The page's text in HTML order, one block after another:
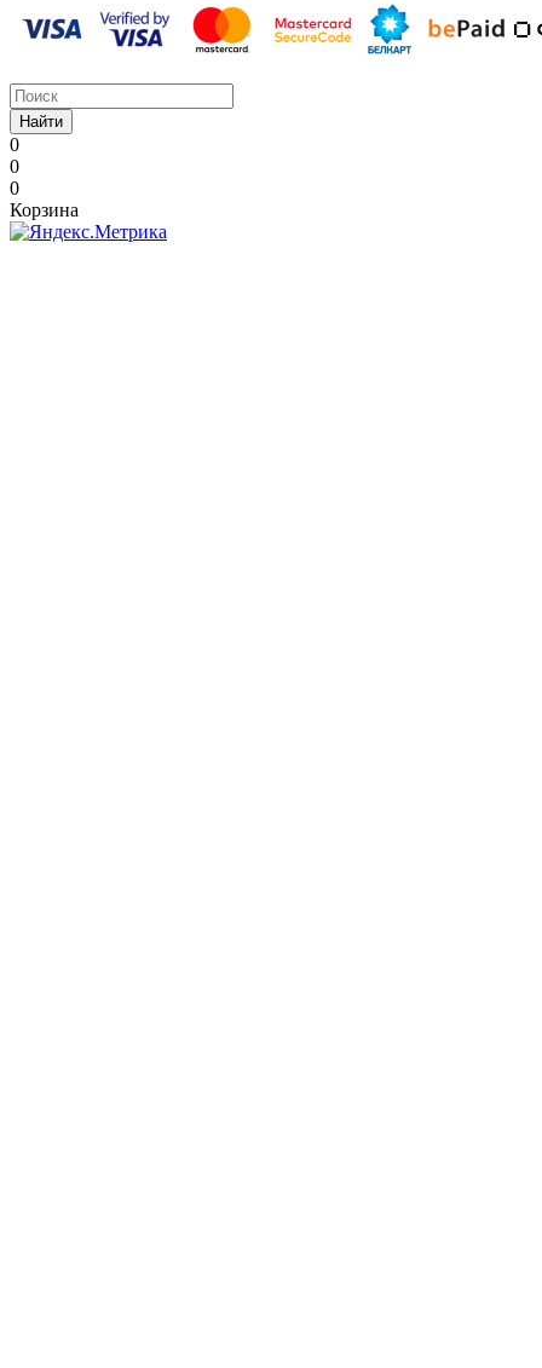
Найти
0
0
0
Корзина